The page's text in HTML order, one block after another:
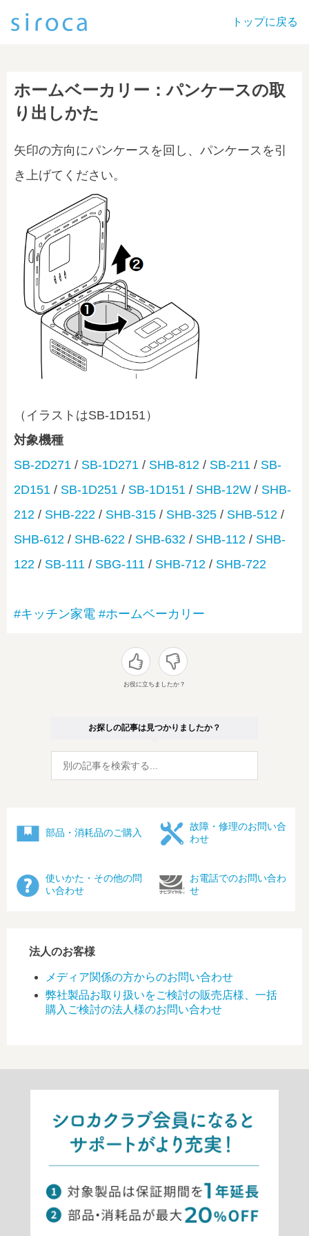
トップに戻る
ホームベーカリー：パンケースの取
り出しかた
矢印の方向にパンケースを回し、パンケースを引
き上げてください。
（イラストはSB-1D151）
対象機種
SB-2D271 / SB-1D271 / SHB-812 / SB-211 / SB-
2D151 / SB-1D251 / SB-1D151 / SHB-12W / SHB-
212 / SHB-222 / SHB-315 / SHB-325 / SHB-512 /
SHB-612 / SHB-622 / SHB-632 / SHB-112 / SHB-
122 / SB-111 / SBG-111 / SHB-712 / SHB-722
#キッチン家電 #ホームベーカリー
お役に立ちましたか？
お探しの記事は見つかりましたか？
部品・消耗品のご購入
故障・修理のお問い合
わせ
使いかた・その他の問
い合わせ
お電話でのお問い合わ
せ
法人のお客様
メディア関係の方からのお問い合わせ
弊社製品お取り扱いをご検討の販売店様、一括
購入ご検討の法人様のお問い合わせ